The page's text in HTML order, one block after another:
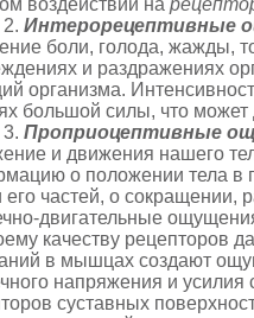
воздействии на
2. Интерорецептивные
боли, голода, жажды,
и раздраже­ниях
организма.
большой силы, что
3.Проприоцептивные
и движения нашего
о поло­жении тела в
его частей, о сокращении,
двигательные
качеству рецепторов
в мышцах создают
напряжения и усилия
суставных